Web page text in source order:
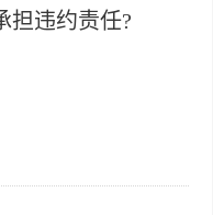
担违约责任?